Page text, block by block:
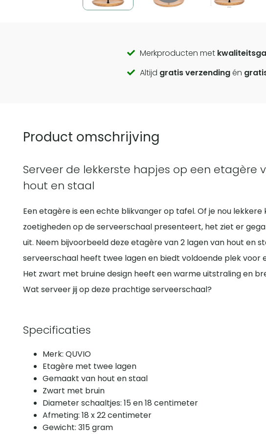
Call
to
Merkproducten met
Altijd gratis verzendingén
Product omschrijving
Serveer de lekkerste hapjes op een etagère
hout en staal
Een etagère is een echte blikvanger op tafel. Of je nou lekkere
zoetigheden op de serveerschaal presenteert, het ziet er
uit. Neem bijvoorbeeld deze etagère van 2 lagen van hout en
serveerschaal heeft twee lagen en biedt voldoende plek voor
Het zwart met bruine design heeft een warme uitstraling en
Wat serveer jij op deze prachtige serveerschaal?
Specificaties
Merk: QUVIO
Etagère met twee lagen
Gemaakt van hout en staal
Zwart met bruin
Diameter schaaltjes: 15 en 18 centimeter
Afmeting: 18 x 22 centimeter
Gewicht: 315 gram